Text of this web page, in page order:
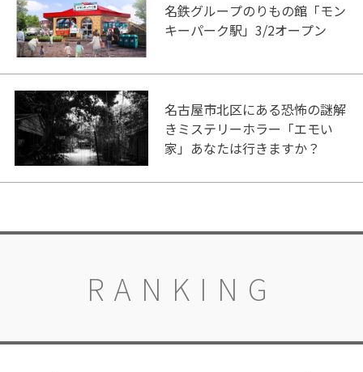
名鉄グループのりもの館「モン
キーパーク駅」3/2オープン
名古屋市北区にある恐怖の謎解
きミステリーホラー「エモい
家」あなたは行きますか？
RANKING